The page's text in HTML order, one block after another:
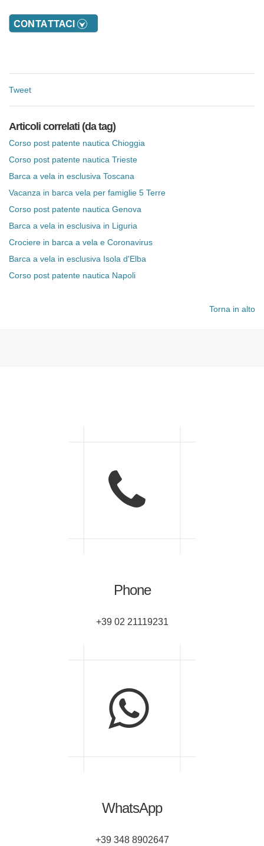
Tweet
Articoli correlati (da tag)
Corso post patente nautica Chioggia
Corso post patente nautica Trieste
Barca a vela in esclusiva Toscana
Vacanza in barca vela per famiglie 5 Terre
Corso post patente nautica Genova
Barca a vela in esclusiva in Liguria
Crociere in barca a vela e Coronavirus
Barca a vela in esclusiva Isola d'Elba
Corso post patente nautica Napoli
Torna in alto
Phone
+39 02 21119231
WhatsApp
+39 348 8902647